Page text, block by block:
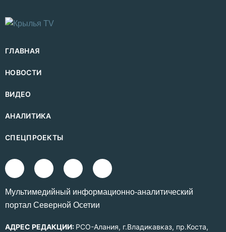
ГЛАВНАЯ
НОВОСТИ
ВИДЕО
АНАЛИТИКА
СПЕЦПРОЕКТЫ
Mультимедийный информационно-аналитический
портал Северной Осетии
АДРЕС РЕДАКЦИИ: РСО-Алания, г.Владикавказ, пр.Коста,